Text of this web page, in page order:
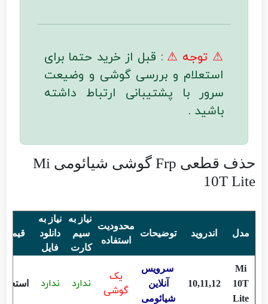
⚠ توجه ⚠ : قبل از خرید حتما برای
استعلام و بررسی گوشی و وضیعت
سرور با پشتیبانی ارتباط داشته
باشید .
حذف قطعی Frp گوشی شیائومی Mi
10T Lite
مدل اندروید توضیحات
محدودیت
استفاده
نیاز به
سیم
کارت
نیاز به
دانلود
فایل
قیمت
Mi
10T
Lite
10,11,12
سرویس
آنلاین
شیائومی
یک
گوشی
ندارد ندارد